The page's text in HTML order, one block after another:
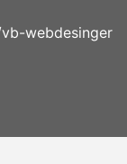
webdesinger